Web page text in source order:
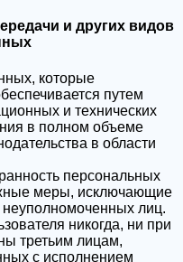
и других видов
которые
путем
и технических
в полном объеме
в области
персональных
меры, исключающие
лиц.
никогда, ни при
третьим лицам,
с исполнением